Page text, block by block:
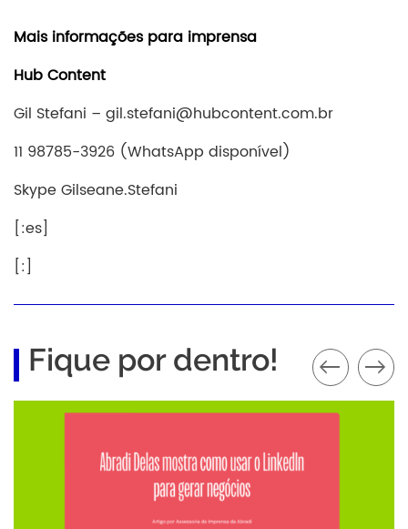
Mais informações para imprensa
Hub Content
Gil Stefani – gil.stefani@hubcontent.com.br
11 98785-3926 (WhatsApp disponível)
Skype Gilseane.Stefani
[:es]
[:]
Fique por dentro!